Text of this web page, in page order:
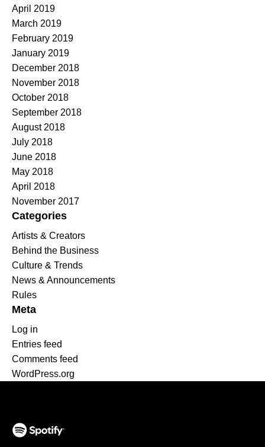
April 2019
March 2019
February 2019
January 2019
December 2018
November 2018
October 2018
September 2018
August 2018
July 2018
June 2018
May 2018
April 2018
November 2017
Categories
Artists & Creators
Behind the Business
Culture & Trends
News & Announcements
Rules
Meta
Log in
Entries feed
Comments feed
WordPress.org